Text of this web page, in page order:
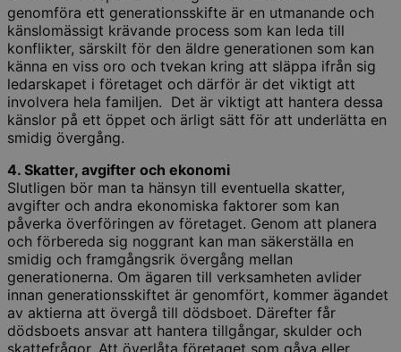
genomföra ett generationsskifte är en utmanande och
känslomässigt krävande process som kan leda till
konflikter, särskilt för den äldre generationen som kan
känna en viss oro och tvekan kring att släppa ifrån sig
ledarskapet i företaget och därför är det viktigt att
involvera hela familjen. Det är viktigt att hantera dessa
känslor på ett öppet och ärligt sätt för att underlätta en
smidig övergång.
4. Skatter, avgifter och ekonomi
Slutligen bör man ta hänsyn till eventuella skatter,
avgifter och andra ekonomiska faktorer som kan
påverka överföringen av företaget. Genom att planera
och förbereda sig noggrant kan man säkerställa en
smidig och framgångsrik övergång mellan
generationerna. Om ägaren till verksamheten avlider
innan generationsskiftet är genomfört, kommer ägandet
av aktierna att övergå till dödsboet. Därefter får
dödsboets ansvar att hantera tillgångar, skulder och